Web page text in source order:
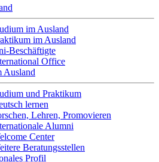
im Ausland
im Ausland
Beschäftigte
Office
Ausland
und Praktikum
lernen
Lehren, Promovieren
Alumni
Center
Beratungsstellen
Profil